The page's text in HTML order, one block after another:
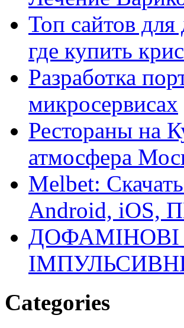
Топ сайтов
где купить
Разработка
микросервисах
Рестораны на
атмосфера
Melbet:
Android, iOS,
Categories